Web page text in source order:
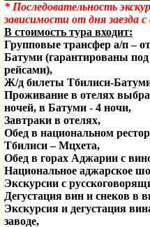
* Последовательность
зависимости от дня заезда с
В стоимость тура входит:
Групповые трансфер а/п –
Батуми (гарантированы
рейсами),
Ж/д билеты Тбилиси-Батуми
Проживание в отелях
ночей, в Батуми - 4 ночи,
Завтраки в отелях,
Обед в национальном
Тбилиси – Мцхета,
Обед в горах Аджарии с
Национальное аджарское
Экскурсии с
Дегустация вин и снеков в
Экскурсия и дегустация
заводе,